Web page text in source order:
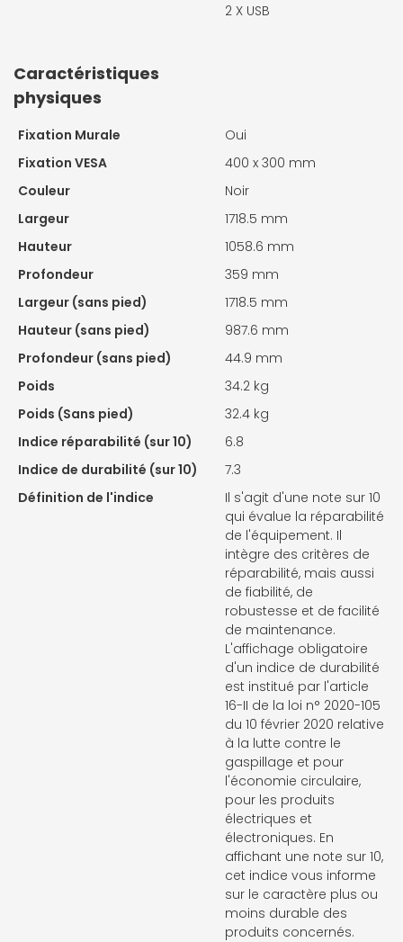
2 X USB
Caractéristiques
physiques
Fixation Murale
Oui
Fixation VESA
400 x 300 mm
Couleur
Noir
Largeur
1718.5 mm
Hauteur
1058.6 mm
Profondeur
359 mm
Largeur (sans pied)
1718.5 mm
Hauteur (sans pied)
987.6 mm
Profondeur (sans pied)
44.9 mm
Poids
34.2 kg
Poids (Sans pied)
32.4 kg
Indice réparabilité (sur 10)
6.8
Indice de durabilité (sur 10)
7.3
Définition de l'indice
Il s'agit d'une note sur 10
qui évalue la réparabilité
de l'équipement. Il
intègre des critères de
réparabilité, mais aussi
de fiabilité, de
robustesse et de facilité
de maintenance.
L'affichage obligatoire
d'un indice de durabilité
est institué par l'article
16-II de la loi n° 2020-105
du 10 février 2020 relative
à la lutte contre le
gaspillage et pour
l'économie circulaire,
pour les produits
électriques et
électroniques. En
affichant une note sur 10,
cet indice vous informe
sur le caractère plus ou
moins durable des
produits concernés.